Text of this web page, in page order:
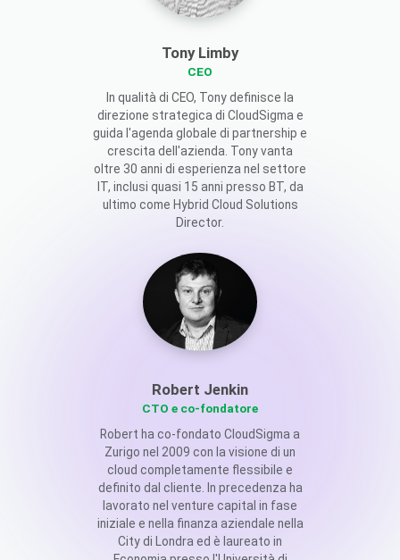
Tony Limby
CEO
In qualità di CEO, Tony definisce la
direzione strategica di CloudSigma e
guida l'agenda globale di partnership e
crescita dell'azienda. Tony vanta
oltre 30 anni di esperienza nel settore
IT, inclusi quasi 15 anni presso BT, da
ultimo come Hybrid Cloud Solutions
Director.
Robert Jenkin
CTO e co-fondatore
Robert ha co-fondato CloudSigma a
Zurigo nel 2009 con la visione di un
cloud completamente flessibile e
definito dal cliente. In precedenza ha
lavorato nel venture capital in fase
iniziale e nella finanza aziendale nella
City di Londra ed è laureato in